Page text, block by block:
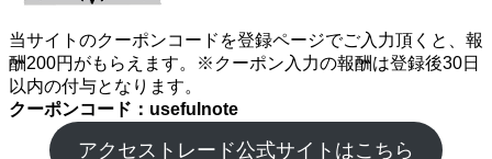
当サイトのクーポンコードを登録ページでご入力頂くと、報
酬200円がもらえます。※クーポン入力の報酬は登録後30日
以内の付与となります。
クーポンコード：usefulnote
アクセストレード公式サイトはこちら